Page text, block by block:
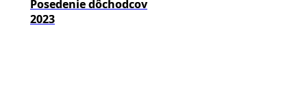
Posedenie dôchodcov
2023